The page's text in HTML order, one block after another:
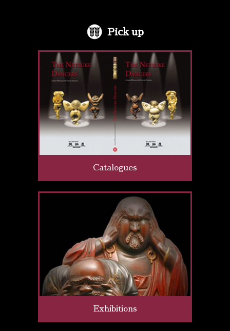
Pick up
Catalogues
Exhibitions